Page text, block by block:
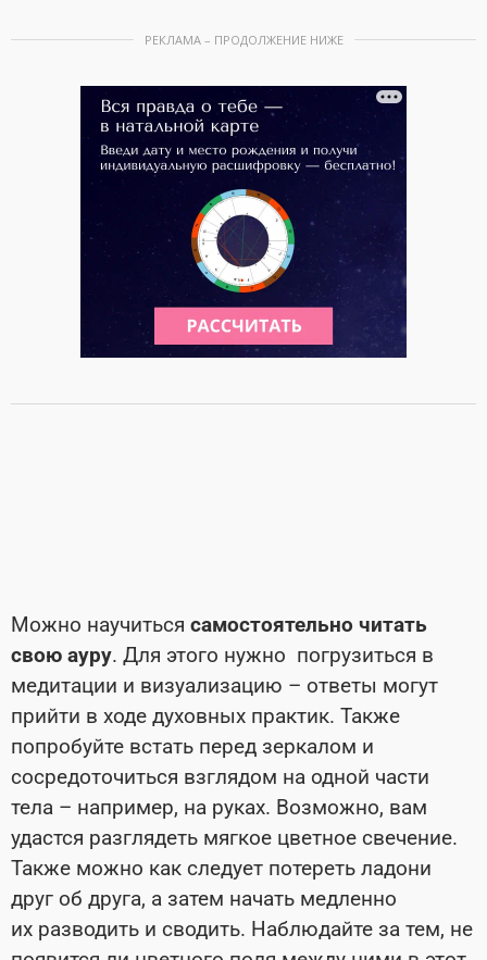
РЕКЛАМА – ПРОДОЛЖЕНИЕ НИЖЕ
Можно научиться самостоятельно читать
свою ауру. Для этого нужно погрузиться в
медитации и визуализацию – ответы могут
прийти в ходе духовных практик. Также
попробуйте встать перед зеркалом и
сосредоточиться взглядом на одной части
тела – например, на руках. Возможно, вам
удастся разглядеть мягкое цветное свечение.
Также можно как следует потереть ладони
друг об друга, а затем начать медленно
их разводить и сводить. Наблюдайте за тем, не